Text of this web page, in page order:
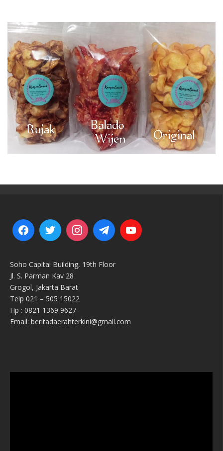
Soho Capital Building, 19th Floor
Jl. S. Parman Kav 28
Grogol, Jakarta Barat
Telp 021 – 505 15022
Hp : 0821 1369 9627
Email: beritadaerahterkini@gmail.com